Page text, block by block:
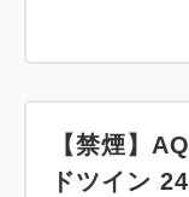
※2～12名でお
みが可能です。
※お部屋の階層
※全客室禁煙で
【禁煙】
ドツイン